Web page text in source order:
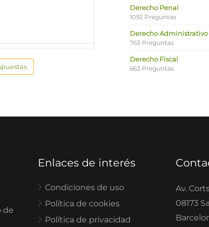
Derecho Penal
1092 Preguntas
Derecho Administrativo
763 Preguntas
Derecho Fiscal
663 Preguntas
de
Enlaces de interés
Condiciones de uso
Política de cookies
Política de privacidad
Av.
08173